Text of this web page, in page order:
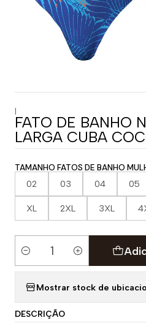
|
FATO DE BANHO
LARGA CUBA
TAMANHO FATOS DE BANHO
02 03 04 05
XL 2XL 3XL
Quantidade
Mostrar stock de
DESCRIÇÃO